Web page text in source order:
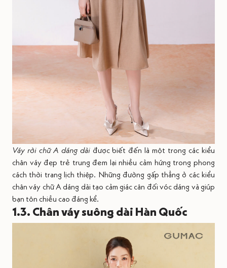
Váy rời chữ A dáng dàiđược biết đến là một trong các kiểu
chân váy đẹp trẻ trung đem lại nhiều cảm hứng trong phong
cách thời trang lịch thiệp. Những đường gấp thẳng ở các kiểu
chân váy chữ A dáng dài tạo cảm giác cân đối vóc dáng và giúp
bạn tôn chiều cao đáng kể.
1.3. Chân váy suông dài Hàn Quốc